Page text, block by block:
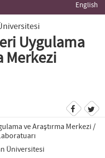
English
Uygulama
Merkezi
ve Araştırma Merkezi /
Üniversitesi